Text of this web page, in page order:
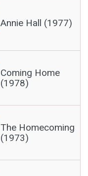
Annie Hall (1977)
Coming Home
(1978)
The Homecoming
(1973)